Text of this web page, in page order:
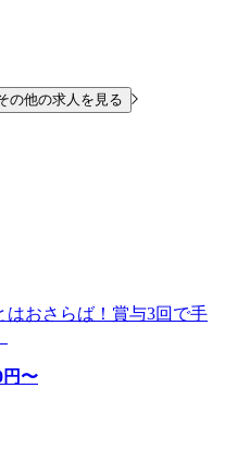
の他の求人を見る
おさらば！賞与3回で手
円〜